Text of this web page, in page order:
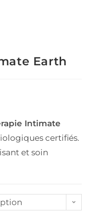
Earth
Intimate
certifiés.
et soin